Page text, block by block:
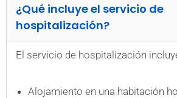
¿Qué incluye el servicio de
hospitalización?
El servicio de hospitalización
Alojamiento en una habitación